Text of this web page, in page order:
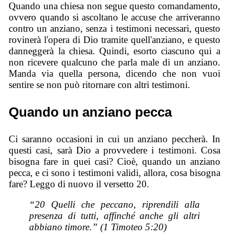
Quando una chiesa non segue questo comandamento,
ovvero quando si ascoltano le accuse che arriveranno
contro un anziano, senza i testimoni necessari, questo
rovinerà l'opera di Dio tramite quell'anziano, e questo
danneggerà la chiesa. Quindi, esorto ciascuno qui a
non ricevere qualcuno che parla male di un anziano.
Manda via quella persona, dicendo che non vuoi
sentire se non può ritornare con altri testimoni.
Quando un anziano pecca
Ci saranno occasioni in cui un anziano peccherà. In
questi casi, sarà Dio a provvedere i testimoni. Cosa
bisogna fare in quei casi? Cioè, quando un anziano
pecca, e ci sono i testimoni validi, allora, cosa bisogna
fare? Leggo di nuovo il versetto 20.
“20 Quelli che peccano, riprendili alla
presenza di tutti, affinché anche gli altri
abbiano timore.” (1 Timoteo 5:20)